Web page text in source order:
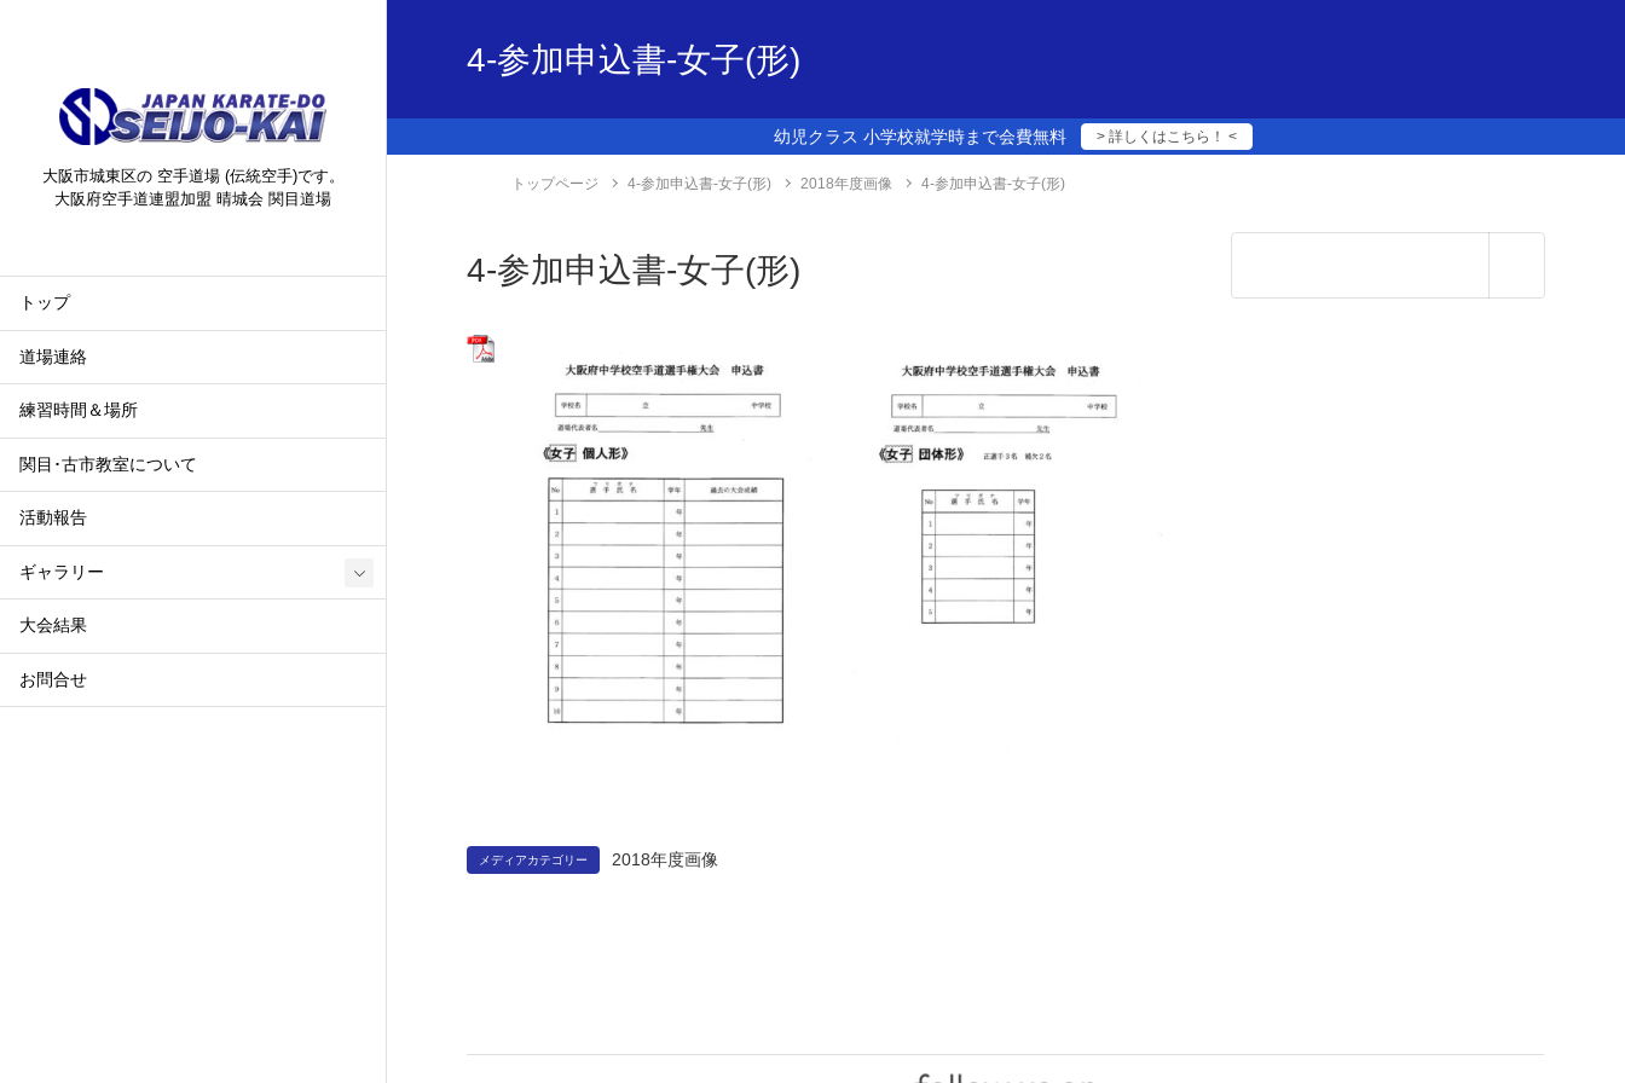
大阪市城東区の 空手道場 (伝統空手)です。
大阪府空手道連盟加盟 晴城会 関目道場
トップ
道場連絡
練習時間＆場所
関目･古市教室について
活動報告
ギャラリー
大会結果
お問合せ
4-参加申込書-女子(形)
幼児クラス 小学校就学時まで会費無料 > 詳しくはこちら！ <
トップページ 4-参加申込書-女子(形) 2018年度画像 4-参加申込書-女子(形)
4-参加申込書-女子(形)
メディアカテゴリー 2018年度画像